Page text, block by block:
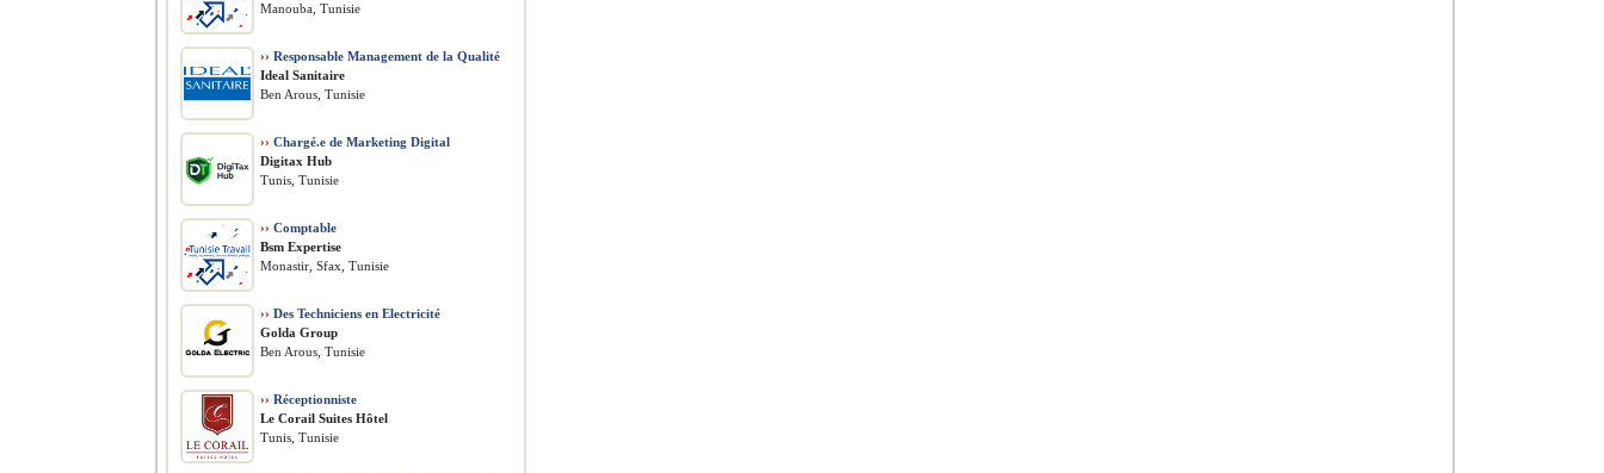
Manouba, Tunisie
›› Responsable Management de la Qualité
Ideal Sanitaire
Ben Arous, Tunisie
›› Chargé.e de Marketing Digital
Digitax Hub
Tunis, Tunisie
›› Comptable
Bsm Expertise
Monastir, Sfax, Tunisie
›› Des Techniciens en Electricité
Golda Group
Ben Arous, Tunisie
›› Réceptionniste
Le Corail Suites Hôtel
Tunis, Tunisie